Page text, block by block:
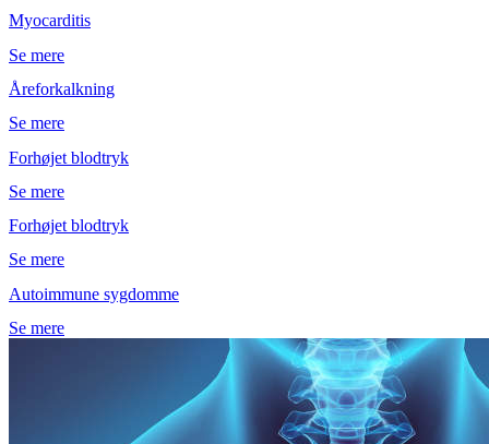
Myocarditis
Se mere
Åreforkalkning
Se mere
Forhøjet blodtryk
Se mere
Forhøjet blodtryk
Se mere
Autoimmune sygdomme
Se mere